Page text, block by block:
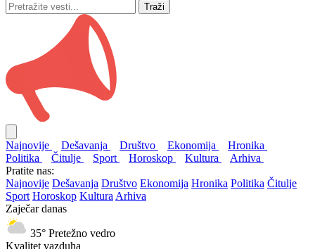
Traži
Najnovije Dešavanja Društvo Ekonomija
Hronika
Politika
Čitulje Sport Horoskop Kultura
Arhiva
Pratite nas:
Najnovije Dešavanja Društvo Ekonomija Hronika Politika Čitulje
Sport Horoskop Kultura Arhiva
Zaječar danas
35° Pretežno vedro
Kvalitet vazduha